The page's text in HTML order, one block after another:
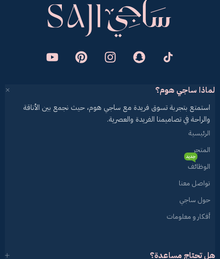
لماذا ساجي هوم؟
استمتع بتجربة تسوق فريدة مع ساجي هوم، حيث نجمع بين الأناقة
والراحة في تصاميمنا الفريدة والعصرية.
الرئيسية
المتجر
الوظائف
جديد
تواصل معنا
حول ساجي
أفكار و معلومات
هل تحتاج مساعدة؟